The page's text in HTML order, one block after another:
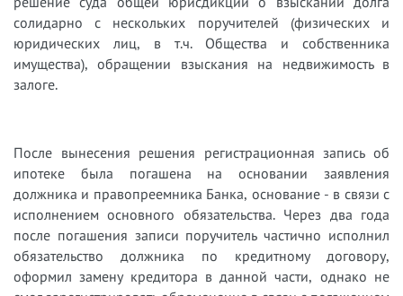
солидарно с нескольких поручителей (физических и
юридических лиц, в т.ч. Общества и собственника
имущества), обращении взыскания на недвижимость в
залоге.
После вынесения решения регистрационная запись об
ипотеке была погашена на основании заявления
должника и правопреемника Банка, основание - в связи с
исполнением основного обязательства. Через два года
после погашения записи поручитель частично исполнил
обязательство должника по кредитному договору,
оформил замену кредитора в данной части, однако не